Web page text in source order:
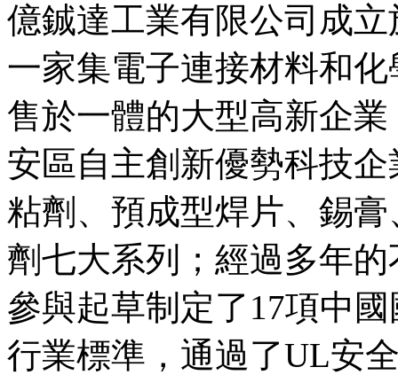
億鋮達工業有限公司成
一家集電子連接材料和
售於一體的大型高新企
安區自主創新優勢科技
粘劑、預成型焊片、錫
劑七大系列；經過多年
參與起草制定了17項中
行業標準，通過了UL安